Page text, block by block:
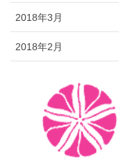
2018年3月
2018年2月